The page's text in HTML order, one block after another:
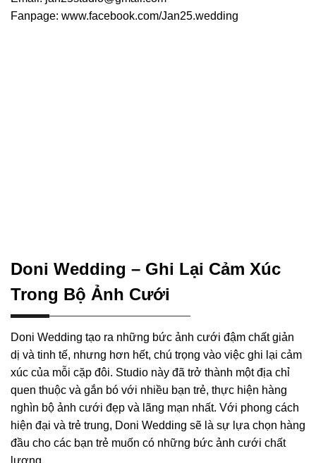
Fanpage: www.facebook.com/Jan25.wedding
Doni Wedding – Ghi Lại Cảm Xúc
Trong Bộ Ảnh Cưới
Doni Wedding tạo ra những bức ảnh cưới đậm chất giản
dị và tinh tế, nhưng hơn hết, chú trọng vào việc ghi lại cảm
xúc của mỗi cặp đôi. Studio này đã trở thành một địa chỉ
quen thuộc và gắn bó với nhiều bạn trẻ, thực hiện hàng
nghìn bộ ảnh cưới đẹp và lãng mạn nhất. Với phong cách
hiện đại và trẻ trung, Doni Wedding sẽ là sự lựa chọn hàng
đầu cho các bạn trẻ muốn có những bức ảnh cưới chất
lượng.